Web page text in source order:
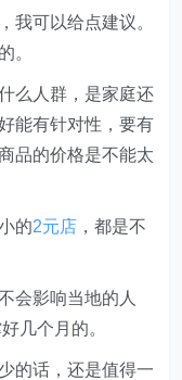
可以给点建议。
。
么人群，是家庭还
能有针对性，要有
品的价格是不能太
的2元店 ，都是不
影响当地的人
几个月的。
话，还是值得一